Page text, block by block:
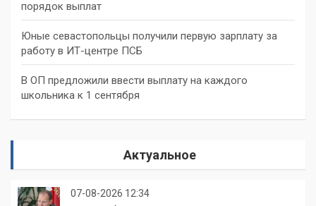
порядок выплат
Юные севастопольцы получили первую зарплату за
работу в ИТ-центре ПСБ
В ОП предложили ввести выплату на каждого
школьника к 1 сентября
Актуальное
07-08-2026 12:34